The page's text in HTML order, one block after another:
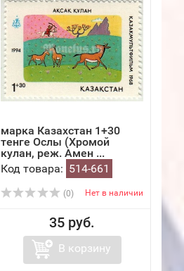
марка Казахстан 1+30
тенге Ослы (Хромой
кулан, реж. Амен ...
Код товара: 514-661
(0) Нет в наличии
35 руб.
В корзину